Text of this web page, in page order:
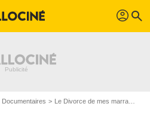
profil search
Documentaires Le Divorce de mes marrants